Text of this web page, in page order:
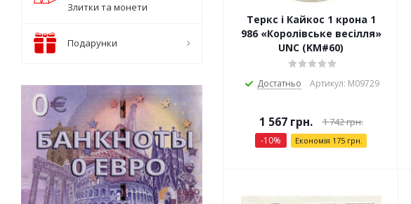
Теркс і Кайкос 1 крона 1
986 «Королівське весілля»
UNC (KM#60)
Достатньо Артикул: М09729
1 567грн. 1 742грн.
-10% Економія 175грн.
Злитки та монети
Подарунки